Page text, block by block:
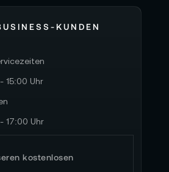
KUNDEN
15:00 Uhr
17:00 Uhr
kostenlosen